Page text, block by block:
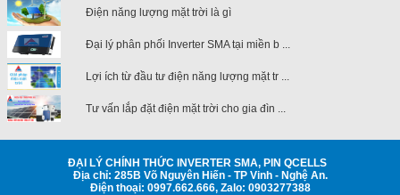
Điện năng lượng mặt trời là gì
Đại lý phân phối Inverter SMA tại miền b ...
Lợi ích từ đầu tư điện năng lượng mặt tr ...
Tư vấn lắp đặt điện mặt trời cho gia đìn ...
ĐẠI LÝ CHÍNH THỨC INVERTER SMA, PIN QCELLS
Địa chỉ: 285B Võ Nguyên Hiến - TP Vinh - Nghệ An.
Điện thoại: 0997.662.666, Zalo: 0903277388